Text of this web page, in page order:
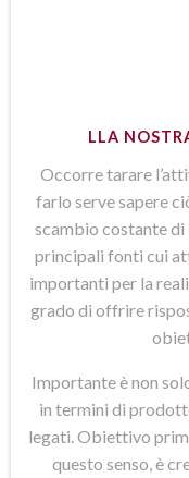
LLA
Occorre tarare
farlo serve sapere
scambio costante di
principali fonti cui
importanti per la
grado di offrire
Importante è non
in termini di
legati. Obiettivo
questo senso, è